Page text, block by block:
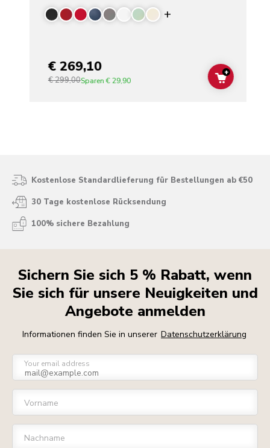
Display more
€ 269,10
€ 299,00Sparen € 29,90 ADD TO
+
Kostenlose Standardlieferung für Bestellungen ab €50
30 Tage kostenlose Rücksendung
100% sichere Bezahlung
Sichern Sie sich 5 % Rabatt, wenn
Sie sich für unsere Neuigkeiten und
Angebote anmelden
Informationen finden Sie in unserer Datenschutzerklärung
Your email address
Vorname
Nachname